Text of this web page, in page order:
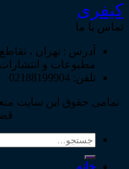
کیفری
تماس با ما
آدرس : تهران ،
مطبوعات و
تلفن: 02188199904
تمامی حقوق این سایت
جستجو
خانه